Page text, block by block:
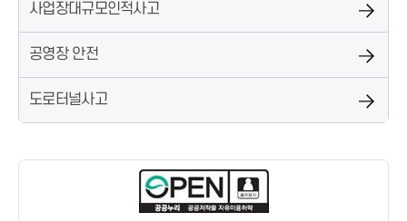
사업장대규모인적사고
공영장 안전
도로터널사고